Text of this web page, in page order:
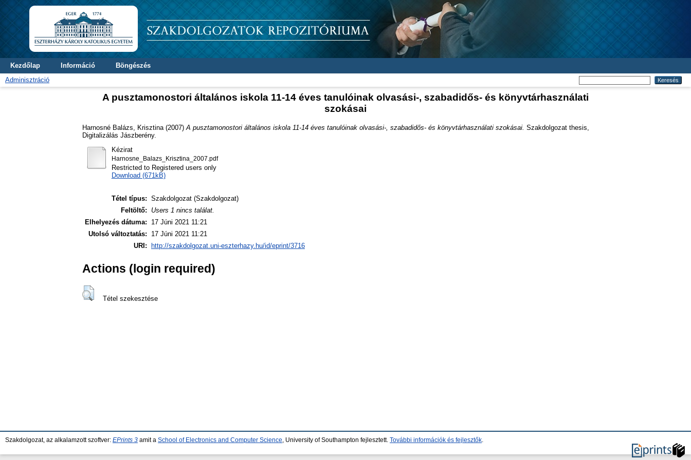
Kezdőlap Információ
Böngészés
Adminisztráció
A pusztamonostori általános iskola 11-14 éves tanulóinak olvasási-, szabadidős- és könyvtárhasználati
szokásai
Harnosné Balázs, Krisztina (2007) A pusztamonostori általános iskola 11-14 éves tanulóinak olvasási-, szabadidős- és könyvtárhasználati szokásai. Szakdolgozat thesis,
Digitalizálás Jászberény.
Kézirat
Harnosne_Balazs_Krisztina_2007.pdf
Restricted to Registered users only
Download (671kB)
Tétel típus: Szakdolgozat (Szakdolgozat)
Feltöltő:
Users 1 nincs találat.
Elhelyezés dátuma:
17 Júni 2021 11:21
Utolsó változtatás:
17 Júni 2021 11:21
URI:
http://szakdolgozat.uni-eszterhazy.hu/id/eprint/3716
Actions (login required)
Tétel szekesztése
Szakdolgozat, az alkalamzott szoftver: EPrints 3 amit a School of Electronics and Computer Science , University of Southampton fejlesztett. További információk és fejlesztők